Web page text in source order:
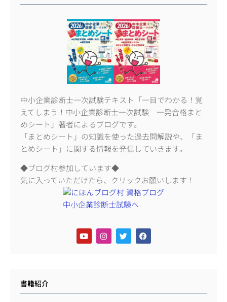
中小企業診断士一次試験テキスト「一目でわかる！覚
えてしまう！中小企業診断士一次試験 一発合格まと
めシート」著者によるブログです。
「まとめシート」の知識を使った過去問解説や、「ま
とめシート」に関する情報を発信していきます。
◆ブログ村参加しています◆
気に入っていただけたら、クリックお願いします！
書籍紹介